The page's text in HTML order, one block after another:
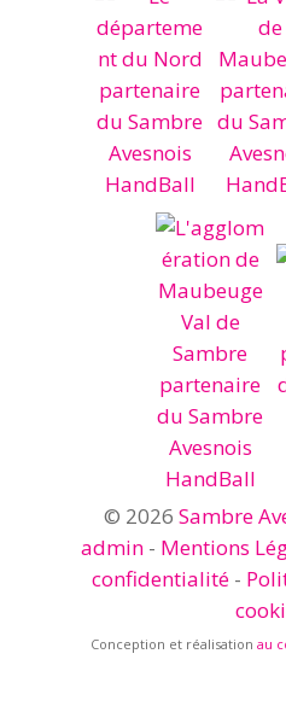
© 2026 Sambre
admin - Mentions
confidentialité-
Conception et réalisation au